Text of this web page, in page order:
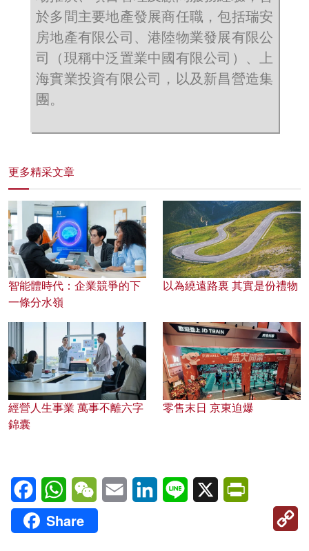
於多間主要地產發展商任職，包括瑞安
房地產有限公司、港陸物業發展有限公
司（現稱中泛置業中國有限公司）、上
海實業投資有限公司，以及新昌營造集
團。
更多精采文章
智能體時代：企業競爭的下
一條分水嶺
以為繞遠路裏 其實是份禮物
經營人生事業 萬事不離六字
錦囊
零售末日 京東迫爆
FacebookWhatsAppWeChatEmail LinkedInLine X
Share